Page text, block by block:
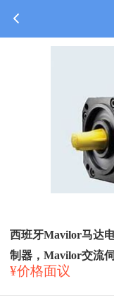
西班牙Mavilor马达
制器，Mavilor交流
¥价格面议